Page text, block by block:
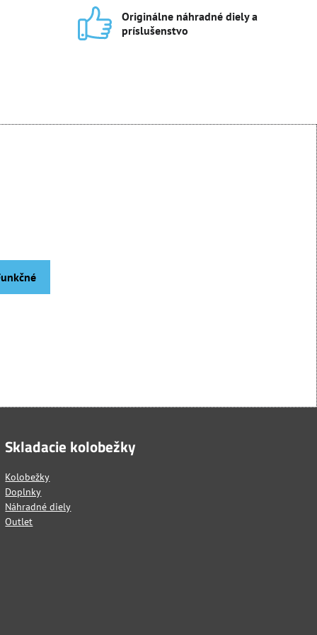
Originálne náhradné diely a
príslušenstvo
Skladacie kolobežky
Kolobežky
Doplnky
Náhradné diely
Outlet